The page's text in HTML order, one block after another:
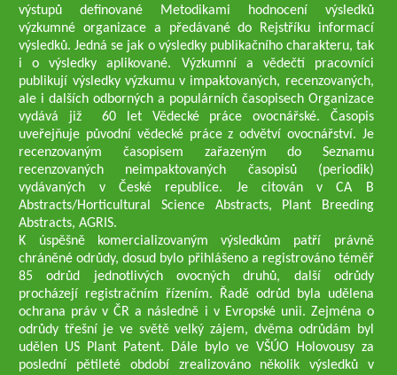
výstupů definované Metodikami hodnocení výsledků
výzkumné organizace a předávané do Rejstříku informací
výsledků. Jedná se jak o výsledky publikačního charakteru, tak
i o výsledky aplikované. Výzkumní a vědečtí pracovníci
publikují výsledky výzkumu v impaktovaných, recenzovaných,
ale i dalších odborných a populárních časopisech Organizace
vydává již 60 let Vědecké práce ovocnářské. Časopis
uveřejňuje původní vědecké práce z odvětví ovocnářství. Je
recenzovaným časopisem zařazeným do Seznamu
recenzovaných neimpaktovaných časopisů (periodik)
vydávaných v České republice. Je citován v CA B
Abstracts/Horticultural Science Abstracts, Plant Breeding
Abstracts, AGRIS.
K úspěšně komercializovaným výsledkům patří právně
chráněné odrůdy, dosud bylo přihlášeno a registrováno téměř
85 odrůd jednotlivých ovocných druhů, další odrůdy
procházejí registračním řízením. Řadě odrůd byla udělena
ochrana práv v ČR a následně i v Evropské unii. Zejména o
odrůdy třešní je ve světě velký zájem, dvěma odrůdám byl
udělen US Plant Patent. Dále bylo ve VŠÚO Holovousy za
poslední pětileté období zrealizováno několik výsledků v